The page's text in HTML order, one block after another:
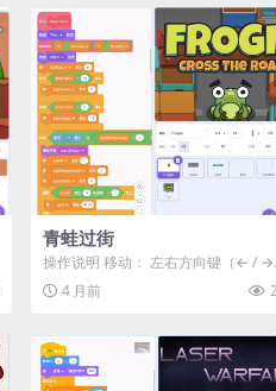
青蛙过街
操作说明 移动： 左右方向键（← / →
控制青蛙左右移动 跳跃前进： 按上方
向...4 月前